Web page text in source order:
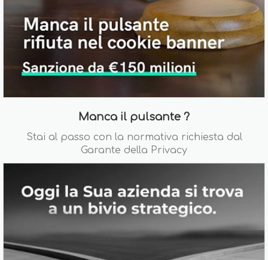
Manca il pulsante ?
Stai al passo con la normativa richiesta dal
Garante della Privacy